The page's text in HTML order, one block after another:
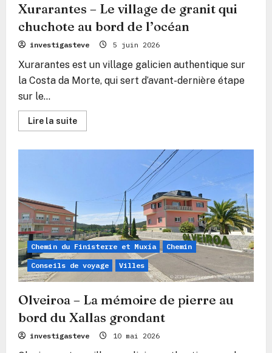
Xurarantes – Le village de granit qui
chuchote au bord de l’océan
investigasteve 5 juin 2026
Xurarantes est un village galicien authentique sur
la Costa da Morte, qui sert d’avant-dernière étape
sur le...
Lire la suiteEn
savoir
qui
chuchote
au
bord
de
l’océan
Chemin du Finisterre et Muxía Chemin
Conseils de voyage Villes
Olveiroa – La mémoire de pierre au
bord du Xallas grondant
investigasteve 10 mai 2026